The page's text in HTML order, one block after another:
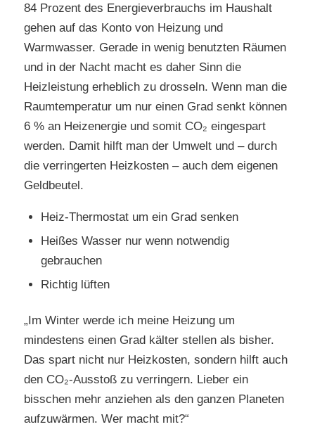
84 Prozent des Energieverbrauchs im Haushalt
gehen auf das Konto von Heizung und
Warmwasser. Gerade in wenig benutzten Räumen
und in der Nacht macht es daher Sinn die
Heizleistung erheblich zu drosseln. Wenn man die
Raumtemperatur um nur einen Grad senkt können
6 % an Heizenergie und somit CO₂ eingespart
werden. Damit hilft man der Umwelt und – durch
die verringerten Heizkosten – auch dem eigenen
Geldbeutel.
Heiz-Thermostat um ein Grad senken
Heißes Wasser nur wenn notwendig
gebrauchen
Richtig lüften
„Im Winter werde ich meine Heizung um
mindestens einen Grad kälter stellen als bisher.
Das spart nicht nur Heizkosten, sondern hilft auch
den CO₂-Ausstoß zu verringern. Lieber ein
bisschen mehr anziehen als den ganzen Planeten
aufzuwärmen. Wer macht mit?“